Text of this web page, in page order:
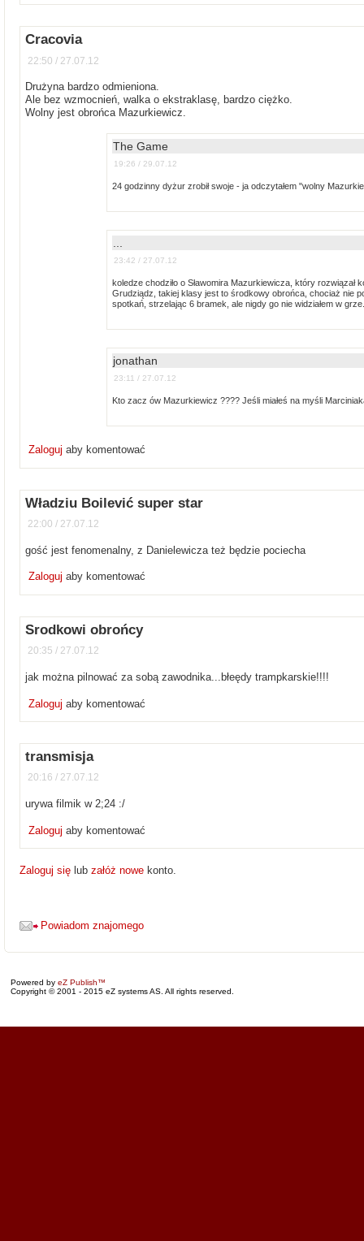
Cracovia
22:50 / 27.07.12
Drużyna bardzo odmieniona.
Ale bez wzmocnień, walka o ekstraklasę, bardzo ciężko.
Wolny jest obrońca Mazurkiewicz.
The Game
19:26 / 29.07.12
24 godzinny dyżur zrobił swoje - ja odczytałem "wolny
23:42 / 27.07.12
koledze chodziło o Sławomira Mazurkiewicza, który rozwiązał
Grudziądz, takiej klasy jest to środkowy obrońca, chociaż nie
spotkań, strzelając 6 bramek, ale nigdy go nie widziałem w
jonathan
23:11 / 27.07.12
Kto zacz ów Mazurkiewicz ???? Jeśli miałeś na myśli
Zalogujaby komentować
Władziu Boilević super star
22:00 / 27.07.12
gość jest fenomenalny, z Danielewicza też będzie pociecha
Zalogujaby komentować
Srodkowi obrońcy
20:35 / 27.07.12
jak można pilnować za sobą zawodnika...błeędy trampkarskie!!!!
Zalogujaby komentować
transmisja
20:16 / 27.07.12
urywa filmik w 2;24 :/
Zalogujaby komentować
Zaloguj się lub załóż nowe konto.
Powiadom znajomego
Powered by eZ Publish™
Copyright © 2001 - 2015 eZ systems AS. All rights reserved.